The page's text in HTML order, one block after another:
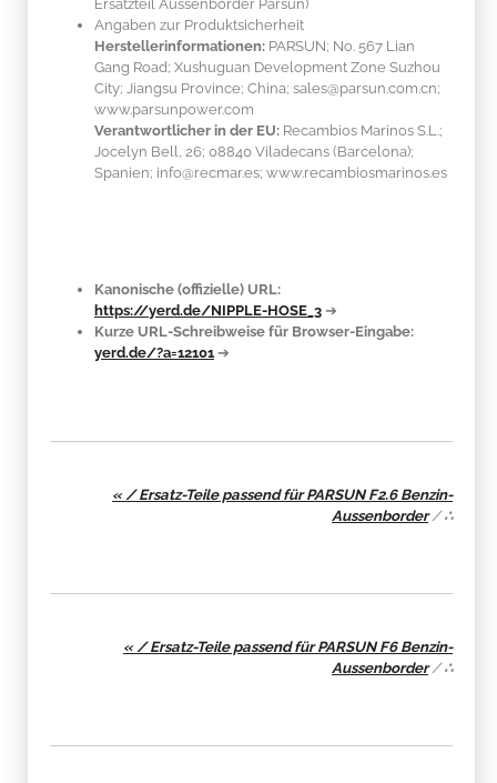
Ersatzteil Aussenborder Parsun)
Angaben zur Produktsicherheit
Herstellerinformationen: PARSUN; No. 567 Lian
Gang Road; Xushuguan Development Zone Suzhou
City; Jiangsu Province; China; sales@parsun.com.cn;
www.parsunpower.com
Verantwortlicher in der EU: Recambios Marinos S.L.;
Jocelyn Bell, 26; 08840 Viladecans (Barcelona);
Spanien; info@recmar.es; www.recambiosmarinos.es
Kanonische (offizielle) URL:
https://yerd.de/NIPPLE-HOSE_3 ➔
Kurze URL-Schreibweise für Browser-Eingabe:
yerd.de/?a=12101 ➔
« / Ersatz-Teile passend für PARSUN F2.6 Benzin-
Aussenborder/∴
« / Ersatz-Teile passend für PARSUN F6 Benzin-
Aussenborder/∴